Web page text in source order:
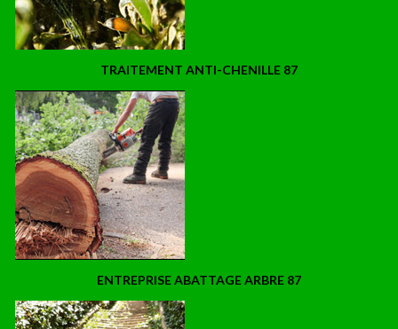
TRAITEMENT ANTI-CHENILLE 87
ENTREPRISE ABATTAGE ARBRE 87